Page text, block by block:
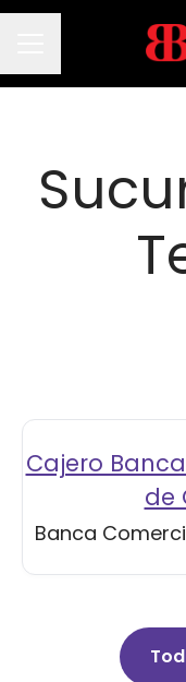
Menú de empleo
Cajero
de
Banca